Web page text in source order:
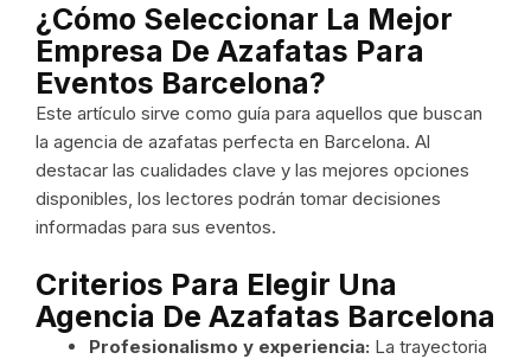
¿Cómo Seleccionar La Mejor
Empresa De Azafatas Para
Eventos Barcelona?
Este artículo sirve como guía para aquellos que buscan
la agencia de azafatas perfecta en Barcelona. Al
destacar las cualidades clave y las mejores opciones
disponibles, los lectores podrán tomar decisiones
informadas para sus eventos.
Criterios Para Elegir Una
Agencia De Azafatas Barcelona
Profesionalismo y experiencia: La trayectoria